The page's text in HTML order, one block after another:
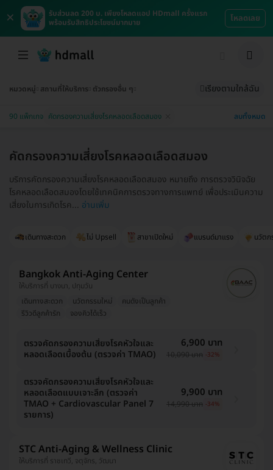
×
รับส่วนลด 200 บ. เพียงโหลดแอป HDmall ครั้งแรก
พร้อมรับสิทธิประโยชน์มากมาย
โหลดเลย
หมวดหมู่ สถานที่ให้บริการ ตัวกรองอื่น ๆ เรียงตามใกล้ฉัน
90 แพ็กเกจ คัดกรองความเสี่ยงโรคหลอดเลือดสมอง ลบทั้งหมด
เดินทางสะดวก ไม่ Upsell สาขาเปิดใหม่ แบรนด์มาแรง นวัตก
คัดกรองความเสี่ยงโรคหลอดเลือดสมอง
บริการคัดกรองความเสี่ยงโรคหลอดเลือดสมอง หมายถึง การตรวจวินิจฉัย
โรคหลอดเลือดสมองโดยใช้เทคนิคการตรวจทางการแพทย์ เพื่อประเมินความ
เสี่ยงในการเกิดโรค... อ่านเพิ่ม
Bangkok Anti-Aging Center
ให้บริการที่ บางนา, ปทุมวัน
เดินทางสะดวก
นวัตกรรมใหม่
คนดังเป็นลูกค้า
รีวิวดีลูกค้ารัก
จองคิวได้เร็ว
ตรวจคัดกรองความเสี่ยงโรคหัวใจและ
หลอดเลือดเบื้องต้น (ตรวจค่า TMAO)
6,900 บาท
10,090 บาท -32%
ตรวจคัดกรองความเสี่ยงโรคหัวใจและ
หลอดเลือดแบบเจาะลึก (ตรวจค่า
TMAO + Cardiovascular Panel 7
รายการ)
9,900 บาท
14,990 บาท -34%
STC Anti-Aging & Wellness Clinic
ให้บริการที่ ราชเทวี, จตุจักร, วัฒนา